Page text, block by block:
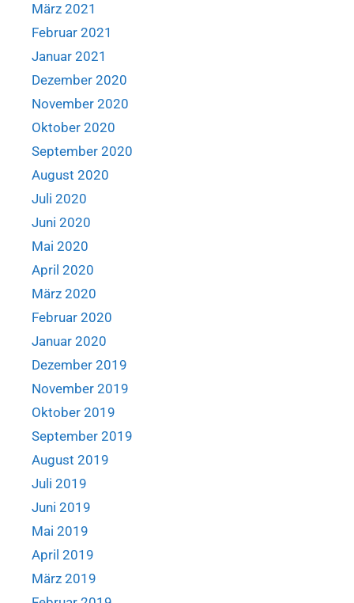
März 2021
Februar 2021
Januar 2021
Dezember 2020
November 2020
Oktober 2020
September 2020
August 2020
Juli 2020
Juni 2020
Mai 2020
April 2020
März 2020
Februar 2020
Januar 2020
Dezember 2019
November 2019
Oktober 2019
September 2019
August 2019
Juli 2019
Juni 2019
Mai 2019
April 2019
März 2019